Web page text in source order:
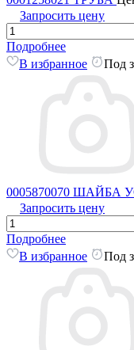
Запросить цену
Подробнее
В избранное
Под
0005870070 ШАЙБА
Запросить цену
Подробнее
В избранное
Под